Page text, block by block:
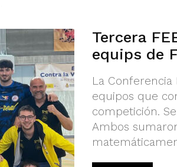
Tercera
equips de
La Conferencia
equipos que
competición.
Ambos